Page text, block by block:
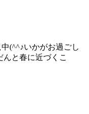
(^^♪いかがお過ごし
んと春に近づくこ